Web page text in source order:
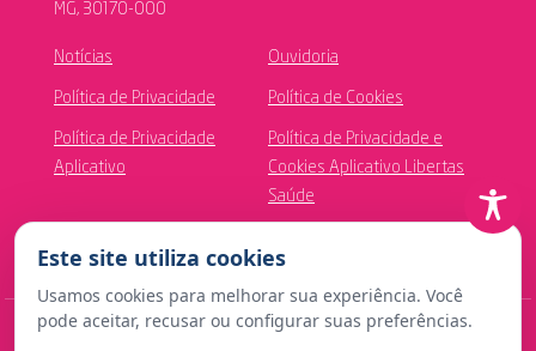
MG, 30170-000
Notícias Ouvidoria
Política de Privacidade Política de Cookies
Política de Privacidade
Aplicativo
Política de Privacidade e
Cookies Aplicativo Libertas
Saúde
Este site utiliza cookies
Usamos cookies para melhorar sua experiência. Você
pode aceitar, recusar ou configurar suas preferências.